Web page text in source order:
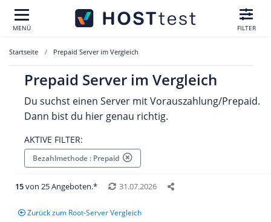
MENÜ FILTER
Startseite Prepaid Server im Vergleich
Prepaid Server im Vergleich
Du suchst einen Server mit Vorauszahlung/Prepaid.
Dann bist du hier genau richtig.
AKTIVE FILTER:
Bezahlmethode : Prepaid
15von 25 Angeboten.* 31.07.2026
Zurück zum Root-Server Vergleich